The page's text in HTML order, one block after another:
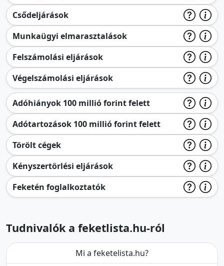
Csődeljárások
Munkaügyi elmarasztalások
Felszámolási eljárások
Végelszámolási eljárások
Adóhiányok 100 millió forint felett
Adótartozások 100 millió forint felett
Törölt cégek
Kényszertörlési eljárások
Feketén foglalkoztatók
Tudnivalók a feketlista.hu-ról
Mi a feketelista.hu?